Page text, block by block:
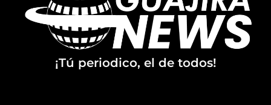
¡Tú periodico, el de todos!